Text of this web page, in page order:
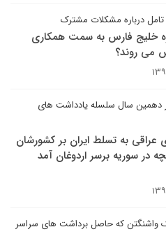
خلیج فارس به سمت همکاری
می روند؟
سال سلسله یادداشت های
به تسلط ایران بر کشورشان
در سوریه برسر اردوغان آمد
واشنگتن که حاصل برداشت های سراسر